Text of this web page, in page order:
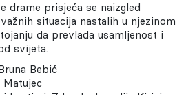
drame prisjeća se naizgled
situacija nastalih u njezinom
da prevlada usamljenost i
svijeta.
Bebić
Matujec